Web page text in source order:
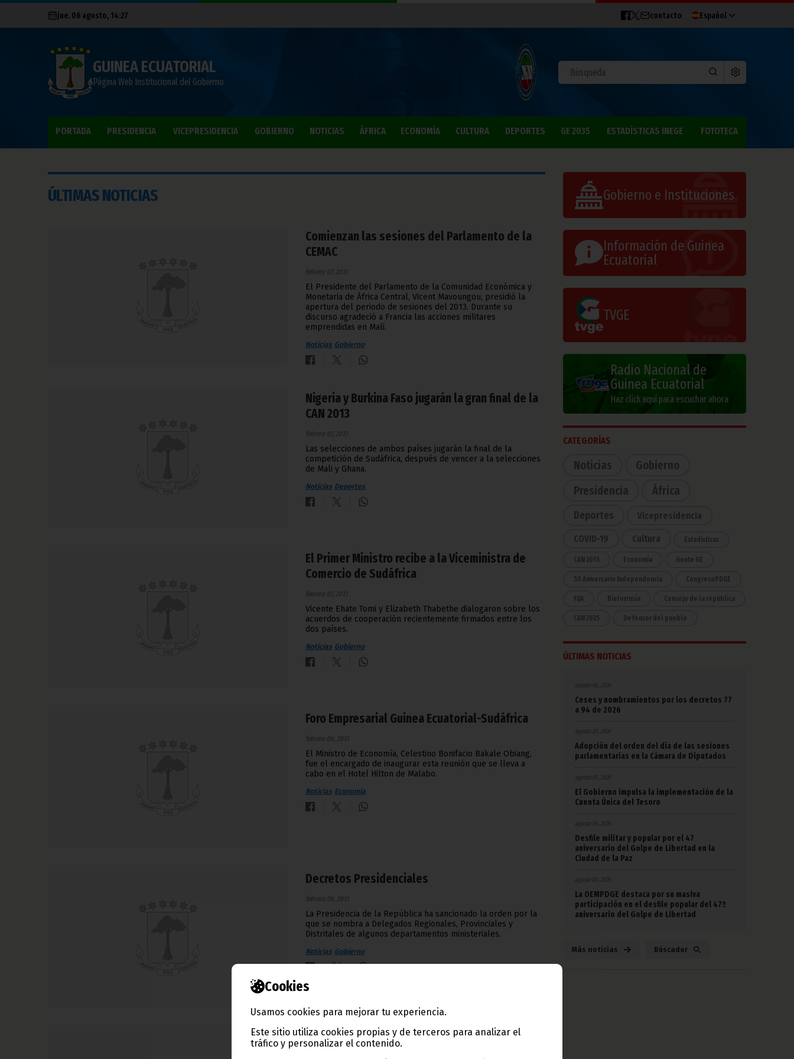
Cookies
Usamos cookies para mejorar tu experiencia.
Este sitio utiliza cookies propias y de terceros para analizar el
tráfico y personalizar el contenido.
jue. 06 agosto, 14:27 contacto Español
GUINEA ECUATORIAL
Página Web Institucional del Gobierno
PORTADA PRESIDENCIA VICEPRESIDENCIA GOBIERNO NOTICIAS ÁFRICA ECONOMÍA CULTURA DEPORTES GE 2035 ESTADÍSTICAS INEGE FOTOTECA
ÚLTIMAS NOTICIAS
Comienzan las sesiones del Parlamento de la
CEMAC
febrero 07, 2013
El Presidente del Parlamento de la Comunidad Económica y
Monetaria de África Central, Vicent Mavoungou, presidió la
apertura del periodo de sesiones del 2013. Durante su
discurso agradeció a Francia las acciones militares
emprendidas en Mali.
Noticias Gobierno
Nigeria y Burkina Faso jugarán la gran final de la
CAN 2013
febrero 07, 2013
Las selecciones de ambos países jugarán la final de la
competición de Sudáfrica, después de vencer a la selecciones
de Mali y Ghana.
Noticias Deportes
El Primer Ministro recibe a la Viceministra de
Comercio de Sudáfrica
febrero 07, 2013
Vicente Ehate Tomi y Elizabeth Thabethe dialogaron sobre los
acuerdos de cooperación recientemente firmados entre los
dos países.
Noticias Gobierno
Foro Empresarial Guinea Ecuatorial-Sudáfrica
febrero 06, 2013
El Ministro de Economía, Celestino Bonifacio Bakale Obiang,
fue el encargado de inaugurar esta reunión que se lleva a
cabo en el Hotel Hilton de Malabo.
Noticias Economía
Decretos Presidenciales
febrero 06, 2013
La Presidencia de la República ha sancionado la orden por la
que se nombra a Delegados Regionales, Provinciales y
Distritales de algunos departamentos ministeriales.
Noticias Gobierno
Viaje de la Ministra de Educación a Cuba
Gobierno e Instituciones
Información de Guinea
Ecuatorial
TVGE
Radio Nacional de
Guinea Ecuatorial
Haz click aquí para escuchar ahora
CATEGORÍAS
Noticias
Gobierno
Presidencia
África
Deportes Vicepresidencia
COVID-19 Cultura Estadísticas
CAN 2015 Economía Gente GE
50 Aniversario Independencia CongresoPDGE
FIJA Bielorrusia Consejo de la república
CAN 2025 Defensor del pueblo
ÚLTIMAS NOTICIAS
agosto 06, 2026
Ceses y nombramientos por los decretos 77
a 94 de 2026
agosto 05, 2026
Adopción del orden del día de las sesiones
parlamentarias en la Cámara de Diputados
agosto 05, 2026
El Gobierno impulsa la implementación de la
Cuenta Única del Tesoro
agosto 04, 2026
Desfile militar y popular por el 47
aniversario del Golpe de Libertad en la
Ciudad de la Paz
agosto 03, 2026
La OEMPDGE destaca por su masiva
participación en el desfile popular del 47º
aniversario del Golpe de Libertad
Más noticias Búscador